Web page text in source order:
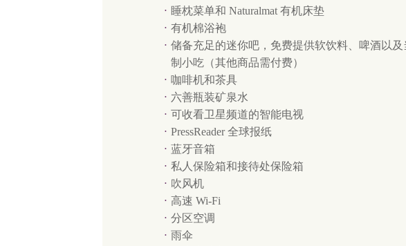
睡枕菜单和 Naturalmat 有机床垫
有机棉浴袍
储备充足的迷你吧，免费提供软饮料、啤酒以及
制小吃（其他商品需付费）
咖啡机和茶具
六善瓶装矿泉水
可收看卫星频道的智能电视
PressReader 全球报纸
蓝牙音箱
私人保险箱和接待处保险箱
吹风机
高速 Wi-Fi
分区空调
雨伞